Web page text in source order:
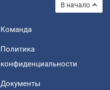
В начало
Команда
Политика
конфиденциальности
Документы